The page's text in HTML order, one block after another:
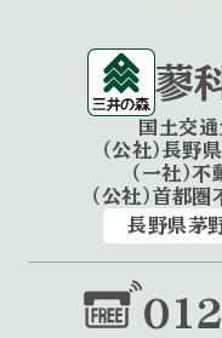
蓼
国土交
（公社）長野
（一社）
（公社）首都
長野県茅